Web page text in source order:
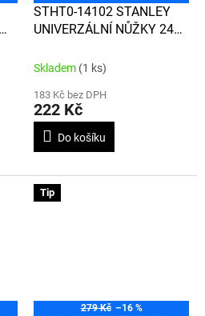
STHT0-14102 STANLEY
UNIVERZÁLNÍ NŮŽKY 240
Skladem (1 ks)
183 Kč bez DPH
222 Kč
Do košíku
Tip
279 Kč –16 %